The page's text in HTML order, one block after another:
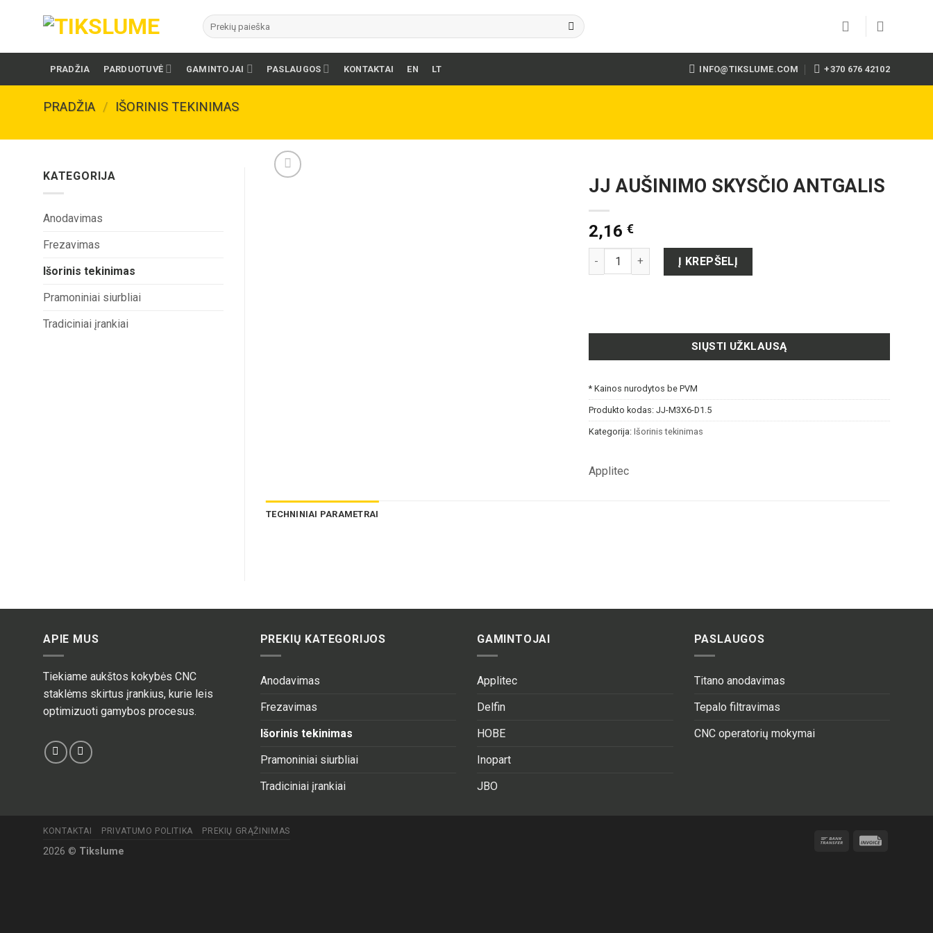
Ieškoti:
PRADŽIA PARDUOTUVĖ GAMINTOJAI PASLAUGOS KONTAKTAI EN LT INFO@TIKSLUME.COM +370 676 42102
PRADŽIA / IŠORINIS TEKINIMAS
KATEGORIJA
Anodavimas
Frezavimas
Išorinis tekinimas
Pramoniniai siurbliai
Tradiciniai įrankiai
JJ AUŠINIMO SKYSČIO ANTGALIS
2,16 €
produkto kiekis: JJ AUŠINIMO SKYSČIO ANTGALIS
Į KREPŠELĮ
SIŲSTI UŽKLAUSĄ
* Kainos nurodytos be PVM
Produkto kodas: JJ-M3X6-D1.5
Kategorija: Išorinis tekinimas
Applitec
TECHNINIAI PARAMETRAI
APIE MUS
Tiekiame aukštos kokybės CNC
staklėms skirtus įrankius, kurie leis
optimizuoti gamybos procesus.
PREKIŲ KATEGORIJOS
Anodavimas
Frezavimas
Išorinis tekinimas
Pramoniniai siurbliai
Tradiciniai įrankiai
GAMINTOJAI
Applitec
Delfin
HOBE
Inopart
JBO
PASLAUGOS
Titano anodavimas
Tepalo filtravimas
CNC operatorių mokymai
KONTAKTAI PRIVATUMO POLITIKA PREKIŲ GRĄŽINIMAS
2026 © Tikslume